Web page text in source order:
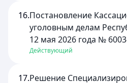
16.Постановление
уголовным делам
12 мая 2026 года №
Действующий
17.Решение